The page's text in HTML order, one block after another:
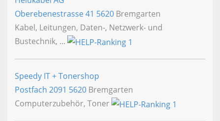
Oberebenestrasse 41 5620 Bremgarten
Kabel, Leitungen, Daten-, Netzwerk- und
Bustechnik, ...
Speedy IT + Tonershop
Postfach 2091 5620 Bremgarten
Computerzubehör, Toner